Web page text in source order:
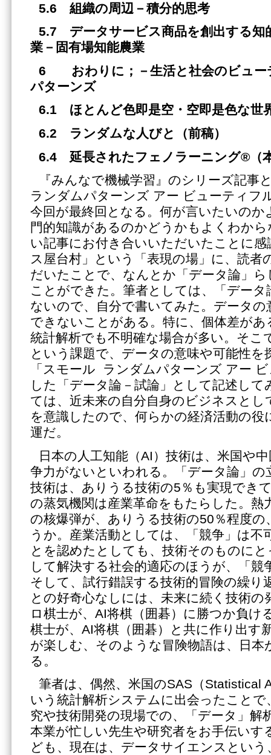
5.6 組織の周辺 － 積分的思考
5.7 データサービス商品を創出する知
業－固有場知能農業
6 おわりに； － 生活と社会のビュ
パターンズ
6.1 ほとんど色即是空・空即是色な世
6.2 ランダムな人びと
（前稿）
6.4 延長されたフェノラーニング®（
『みんなで機械学習』のシリーズ記事
ランダムパターンズ アー ビューティフ
今回が最終回となる。何が言いたいの
門的知識があるのかどうかもよくわか
い記事にお付き合いいただいたことに
ス屋台村」という「表現の場」に、読者
だいたことで、なんとか「データ論」
ことができた。筆者としては、「デー
ないので、自分で書いてみた。データの
できないことがある。特に、個体差が
統計解析でも不明確な場合が多い。そこ
という課題で、データの意味や可能性を
「スモール ランダムパターンズ アー
した「データ論－試論」として記述して
ては、近未来の自分自身のビジネスとし
を意識したので、何らかの経済活動の役
運だ。
日本の人工知能（AI）技術は、米国や
争力がないといわれる。「データ論」の
技術は、ありうる技術の5％も実現でき
の蒸気機関は産業革命をもたらした。熱
の核爆弾が、ありうる技術の50％程度の
うか。産業活動としては、「競争」は不
とを認めたとしても、技術そのものに
して解決する社会的適応のほうが、「競
そして、試行錯誤する技術的冒険の繰り
との好奇心なしには、未来に続く技術の
ロ棋士が、AI将棋（囲碁）に勝つか負け
棋士が、AI将棋（囲碁）と共に作り出す
が楽しむ、そのような冒険物語は、日本
る。
筆者は、偶然、米国のSAS（Statistical
いう統計解析システムに出会ったことで
究や技術開発の現場での、「データ」解
本業が忙しい先生や研究者をお手伝いす
ども、現在は、データサイエンスとい